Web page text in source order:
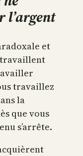
l’argent
et
travaillent
travaillez
la
que vous
s’arrête.